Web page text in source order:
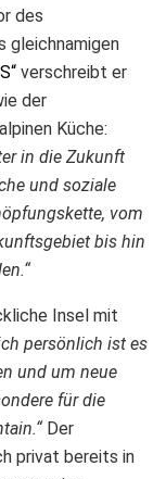
des
gleichnamigen
verschreibt er
der
Küche:
in die Zukunft
und soziale
vom
bis hin
Insel mit
persönlich ist es
und um neue
für die
Der
privat bereits in